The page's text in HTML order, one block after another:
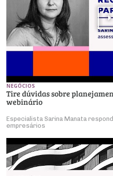
NEGÓCIOS
Tire dúvidas sobre
webinário
Especialista Sarina Manata
empresários